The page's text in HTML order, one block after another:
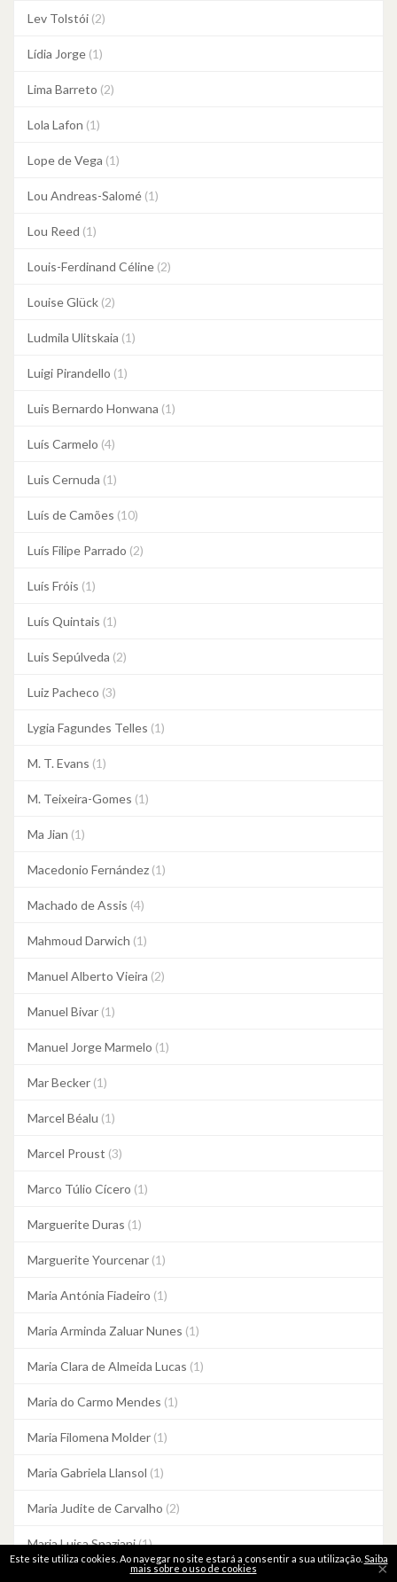
Lev Tolstói (2)
Lídia Jorge (1)
Lima Barreto (2)
Lola Lafon (1)
Lope de Vega (1)
Lou Andreas-Salomé (1)
Lou Reed (1)
Louis-Ferdinand Céline (2)
Louise Glück (2)
Ludmila Ulitskaia (1)
Luigi Pirandello (1)
Luis Bernardo Honwana (1)
Luís Carmelo (4)
Luis Cernuda (1)
Luís de Camões (10)
Luís Filipe Parrado (2)
Luís Fróis (1)
Luís Quintais (1)
Luis Sepúlveda (2)
Luiz Pacheco (3)
Lygia Fagundes Telles (1)
M. T. Evans (1)
M. Teixeira-Gomes (1)
Ma Jian (1)
Macedonio Fernández (1)
Machado de Assis (4)
Mahmoud Darwich (1)
Manuel Alberto Vieira (2)
Manuel Bivar (1)
Manuel Jorge Marmelo (1)
Mar Becker (1)
Marcel Béalu (1)
Marcel Proust (3)
Marco Túlio Cícero (1)
Marguerite Duras (1)
Marguerite Yourcenar (1)
Maria Antónia Fiadeiro (1)
Maria Arminda Zaluar Nunes (1)
Maria Clara de Almeida Lucas (1)
Maria do Carmo Mendes (1)
Maria Filomena Molder (1)
Maria Gabriela Llansol (1)
Maria Judite de Carvalho (2)
Maria Luisa Spaziani(1)
Este site utiliza cookies. Ao navegar no site estará a consentir a sua utilização. Saiba
mais sobre o uso de cookies
×